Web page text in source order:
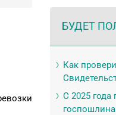
БУДЕТ
Как
С 2025 года